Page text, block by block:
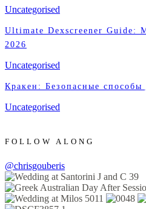
Uncategorised
Ultimate Dexscreener Guide:
2026
Uncategorised
Кракен: Безопасные способы
Uncategorised
FOLLOW ALONG
@chrisgouberis